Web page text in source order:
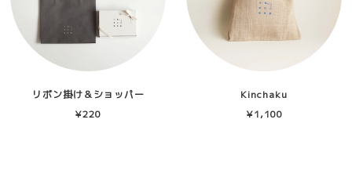
リボン掛け＆ショッパー
¥220
Kinchaku
¥1,100